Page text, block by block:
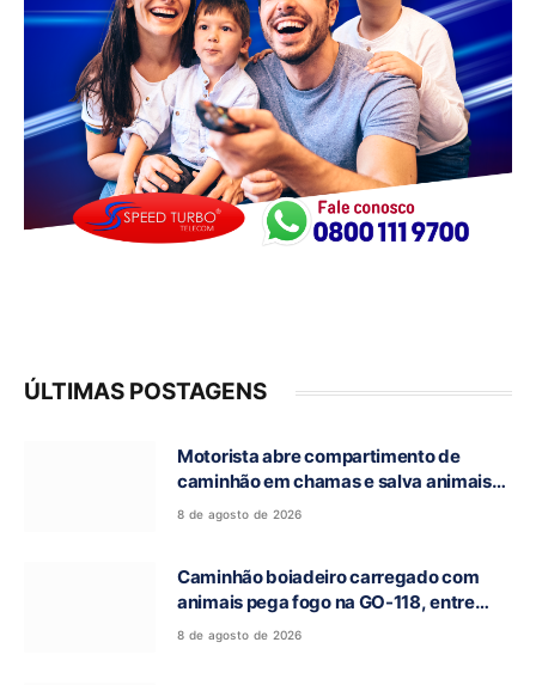
ÚLTIMAS POSTAGENS
Motorista abre compartimento de
caminhão em chamas e salva animais
na GO-118, entre Campos Belos e Monte
8 de agosto de 2026
Caminhão boiadeiro carregado com
animais pega fogo na GO-118, entre
Campos Belos e Monte Alegre de Goiás
8 de agosto de 2026